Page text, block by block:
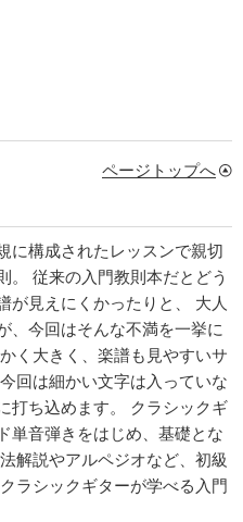
ページトップへ
に構成されたレッスンで親切
。 従来の入門教則本だとどう
が見えにくかったりと、 大人
、今回はそんな不満を一挙に
く大きく、楽譜も見やすいサ
回は細かい文字は入っていな
打ち込めます。 クラシックギ
単音弾きをはじめ、基礎とな
解説やアルペジオなど、初級
ラシックギターが学べる入門